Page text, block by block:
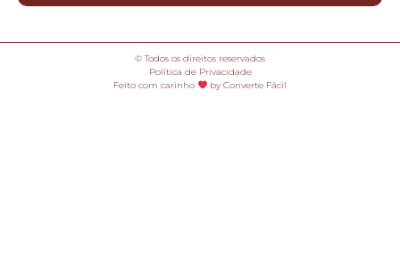
© Todos os direitos reservados
Política de Privacidade
Feito com carinho
by Converte Fácil